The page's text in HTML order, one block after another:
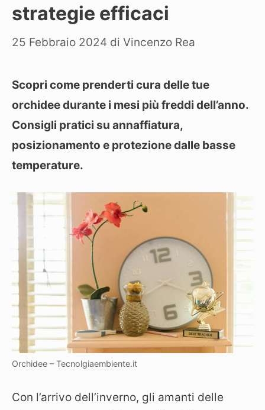
strategie efficaci
25 Febbraio 2024 di Vincenzo Rea
Scopri come prenderti cura delle tue
orchidee durante i mesi più freddi dell’anno.
Consigli pratici su annaffiatura,
posizionamento e protezione dalle basse
temperature.
Orchidee – Tecnolgiaembiente.it
Con l’arrivo dell’inverno, gli amanti delle